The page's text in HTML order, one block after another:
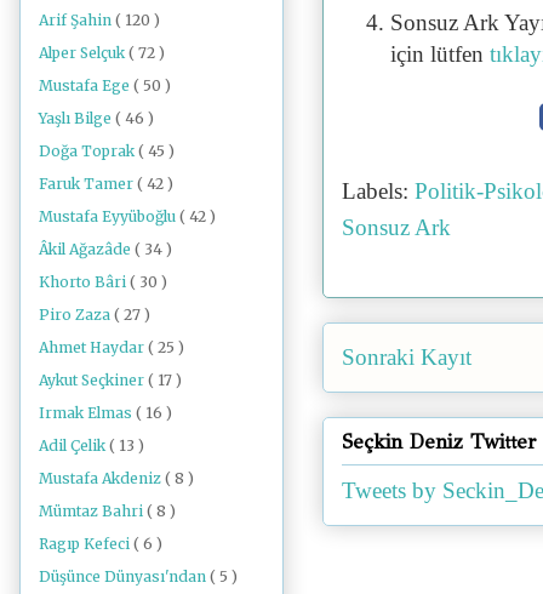
Sonsuz Ark
için lütfen
Labels: Politik-
Sonsuz Ark
Sonraki Kayıt
Seçkin Deniz Twitter
Tweets by
Arif Şahin ( 120 )
Alper Selçuk ( 72 )
Mustafa Ege ( 50 )
Yaşlı Bilge ( 46 )
Doğa Toprak ( 45 )
Faruk Tamer ( 42 )
Mustafa Eyyüboğlu ( 42 )
Âkil Ağazâde ( 34 )
Khorto Bâri ( 30 )
Piro Zaza ( 27 )
Ahmet Haydar ( 25 )
Aykut Seçkiner ( 17 )
Irmak Elmas ( 16 )
Adil Çelik ( 13 )
Mustafa Akdeniz ( 8 )
Mümtaz Bahri ( 8 )
Ragıp Kefeci ( 6 )
Düşünce Dünyası'ndan ( 5 )